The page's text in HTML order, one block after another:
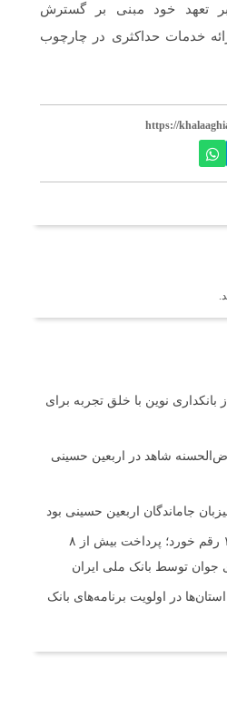
تعهد خود مبنی بر گسترش
خدمات حداکثری در چارچوب
https://
بانکداری نوین با خلق تجربه برای
شاهد در اربعین حسینی
جاماندگان اربعین حسینی بود
در چهار ماه نخست ۱۴۰۵ رقم خورد؛ پرداخت بیش از ۸
جوان توسط بانک ملی ایران
در اولویت برنامه‌های بانک